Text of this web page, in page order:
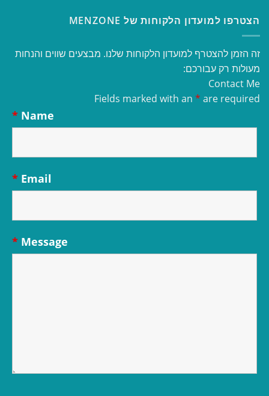
הצטרפו למועדון הלקוחות של MENZONE
זה הזמן להצטרף למועדון הלקוחות שלנו. מבצעים שווים והנחות
מעולות רק עבורכם:
Contact Me
Fields marked with an * are required
Name
*
Email
*
Message
*